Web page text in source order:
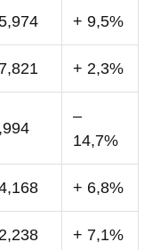
+ 9,5%
+ 2,3%
–
14,7%
+ 6,8%
+ 7,1%